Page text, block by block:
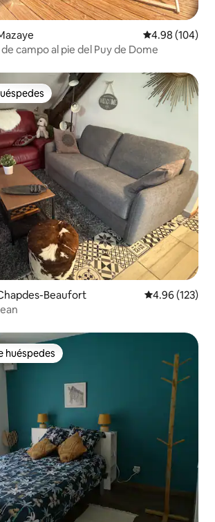
Calificación
4.98 (104)
campo al pie del Puy de Dome
Beaufort Calificación
4.96 (123)
preferido
huéspedes